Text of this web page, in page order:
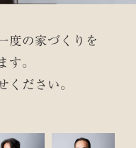
度の家づくりを
す。
ください。